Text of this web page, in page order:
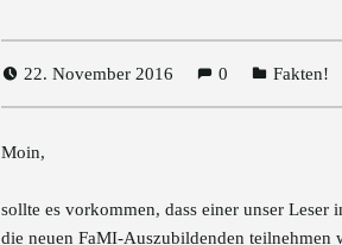
22. November 2016 0 Fakten!
Moin,
sollte es vorkommen, dass einer unser
die neuen FaMI-Auszubildenden teilnehmen